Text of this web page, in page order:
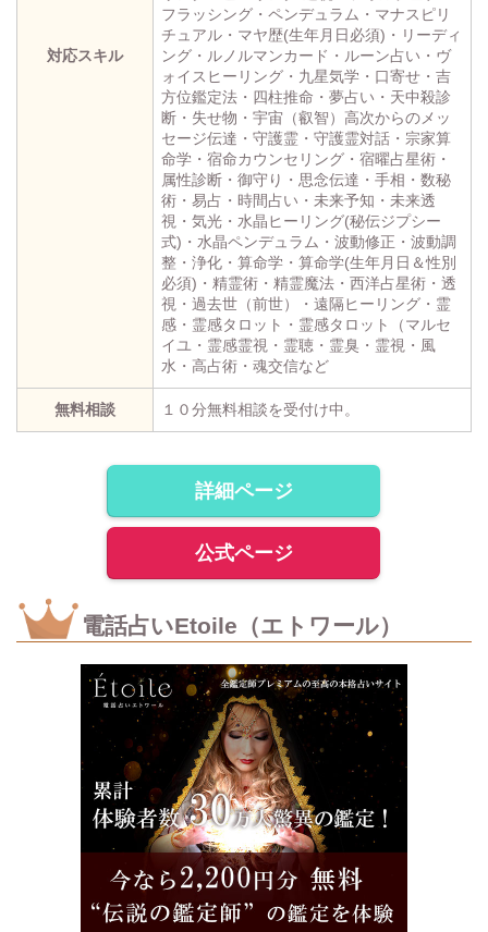
対応スキル
フラッシング・ペンデュラム・マナスピリ
チュアル・マヤ歴(生年月日必須)・リーディ
ング・ルノルマンカード・ルーン占い・ヴ
ォイスヒーリング・九星気学・口寄せ・吉
方位鑑定法・四柱推命・夢占い・天中殺診
断・失せ物・宇宙（叡智）高次からのメッ
セージ伝達・守護霊・守護霊対話・宗家算
命学・宿命カウンセリング・宿曜占星術・
属性診断・御守り・思念伝達・手相・数秘
術・易占・時間占い・未来予知・未来透
視・気光・水晶ヒーリング(秘伝ジプシー
式)・水晶ペンデュラム・波動修正・波動調
整・浄化・算命学・算命学(生年月日＆性別
必須)・精霊術・精霊魔法・西洋占星術・透
視・過去世（前世）・遠隔ヒーリング・霊
感・霊感タロット・霊感タロット（マルセ
イユ・霊感霊視・霊聴・霊臭・霊視・風
水・高占術・魂交信など
無料相談 １０分無料相談を受付け中。
詳細ページ
公式ページ
電話占いEtoile（エトワール）